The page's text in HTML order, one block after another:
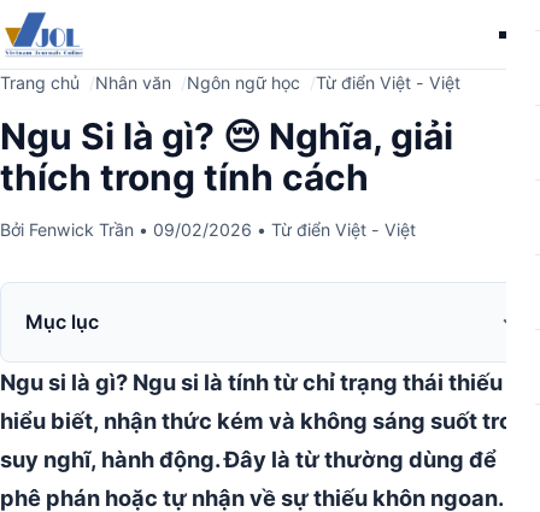
Trang chủ Nhân văn Ngôn ngữ học Từ điển Việt - Việt
Ngu Si là gì? 😔 Nghĩa, giải
thích trong tính cách
Bởi Fenwick Trần • 09/02/2026 • Từ điển Việt - Việt
Mục lục
Ngu si là gì? Ngu si là tính từ chỉ trạng thái thiếu
hiểu biết, nhận thức kém và không sáng suốt trong
suy nghĩ, hành động.Đây là từ thường dùng để
phê phán hoặc tự nhận về sự thiếu khôn ngoan.